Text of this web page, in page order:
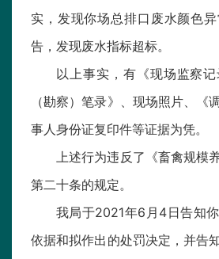
实，发现你场总排口废水颜色
告，发现废水指标超标。
以上事实，有《现场监察
（勘察）笔录》、现场照片、《
事人身份证复印件等证据为凭。
上述行为违反了《畜禽规模
第二十条的规定。
我局于2021年6月4日告知
依据和拟作出的处罚决定，并告